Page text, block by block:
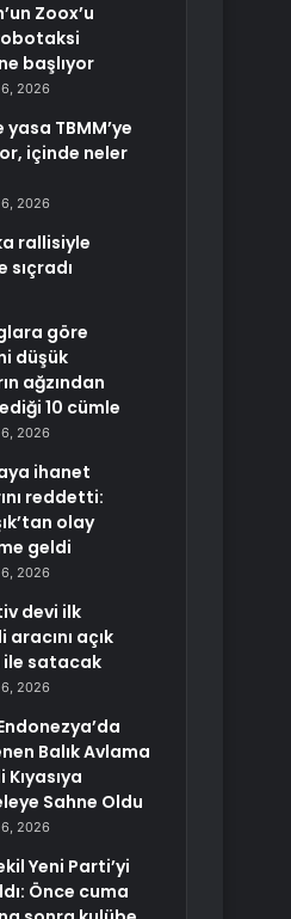
Zoox’u
başlıyor
2026
yasa TBMM’ye
içinde neler
2026
rallisiyle
sıçradı
göre
düşük
ağzından
10 cümle
2026
ihanet
reddetti:
olay
geldi
2026
devi ilk
açık
ile satacak
2026
Balık Avlama
Sahne Oldu
2026
Yeni Parti’yi
Önce cuma